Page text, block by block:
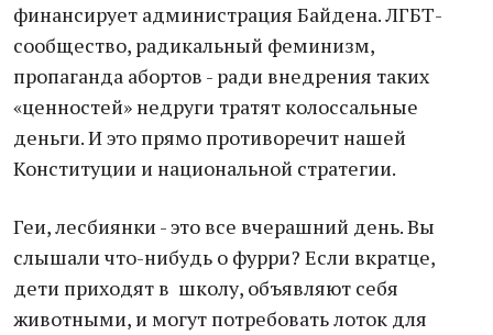
финансирует администрация Байдена. ЛГБТ-
сообщество, радикальный феминизм,
пропаганда абортов - ради внедрения таких
«ценностей» недруги тратят колоссальные
деньги. И это прямо противоречит нашей
Конституции и национальной стратегии.
Геи, лесбиянки - это все вчерашний день. Вы
слышали что-нибудь о фурри? Если вкратце,
дети приходят в школу, объявляют себя
животными, и могут потребовать лоток для